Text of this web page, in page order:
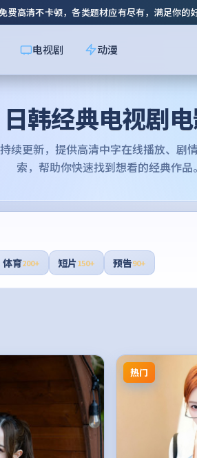
费高清不卡顿，各类题材应有尽有，满足你的
电视剧 动漫
日韩经典电视剧
持续更新，提供高清中字在线播放、剧
索，帮助你快速找到想看的经典作品。
体育200+ 短片150+ 预告90+
热门